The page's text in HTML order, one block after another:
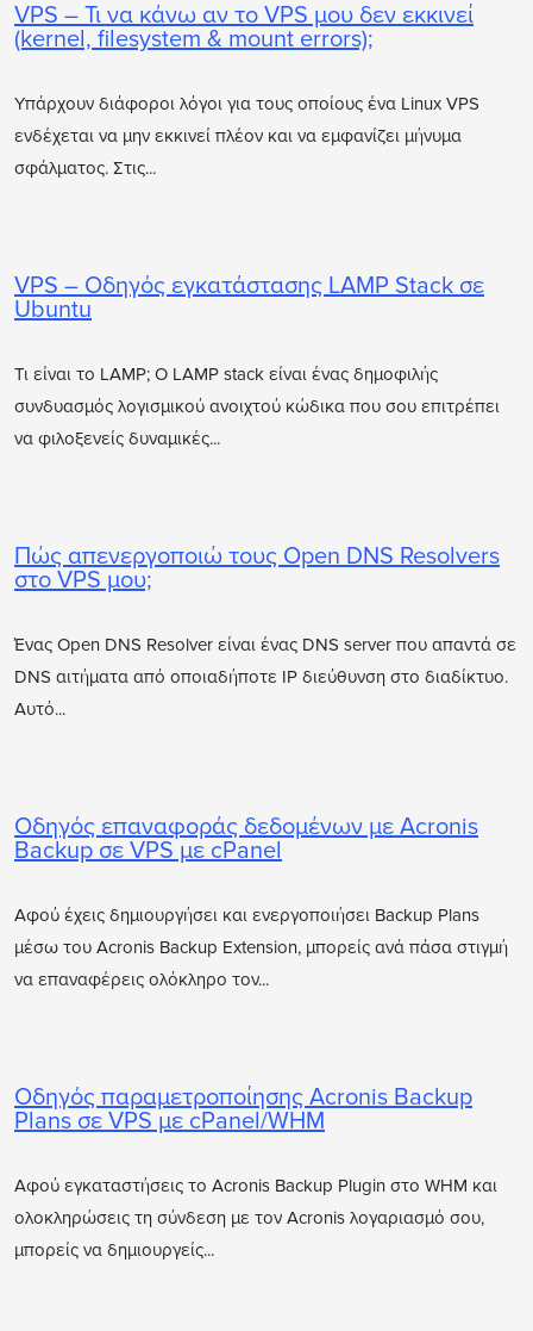
VPS – Τι να κάνω αν το VPS μου δεν εκκινεί
(kernel, filesystem & mount errors);
Υπάρχουν διάφοροι λόγοι για τους οποίους ένα Linux VPS
ενδέχεται να μην εκκινεί πλέον και να εμφανίζει μήνυμα
σφάλματος. Στις...
VPS – Οδηγός εγκατάστασης LAMP Stack σε
Ubuntu
Τι είναι το LAMP; Ο LAMP stack είναι ένας δημοφιλής
συνδυασμός λογισμικού ανοιχτού κώδικα που σου επιτρέπει
να φιλοξενείς δυναμικές...
Πώς απενεργοποιώ τους Open DNS Resolvers
στο VPS μου;
Ένας Open DNS Resolver είναι ένας DNS server που απαντά σε
DNS αιτήματα από οποιαδήποτε IP διεύθυνση στο διαδίκτυο.
Αυτό...
Οδηγός επαναφοράς δεδομένων με Acronis
Backup σε VPS με cPanel
Αφού έχεις δημιουργήσει και ενεργοποιήσει Backup Plans
μέσω του Acronis Backup Extension, μπορείς ανά πάσα στιγμή
να επαναφέρεις ολόκληρο τον...
Οδηγός παραμετροποίησης Acronis Backup
Plans σε VPS με cPanel/WHM
Αφού εγκαταστήσεις το Acronis Backup Plugin στο WHM και
ολοκληρώσεις τη σύνδεση με τον Acronis λογαριασμό σου,
μπορείς να δημιουργείς...